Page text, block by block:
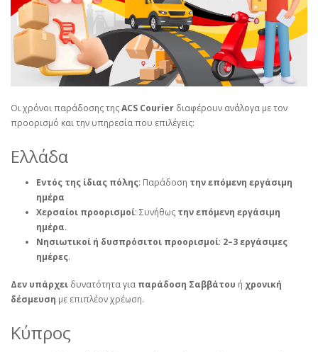
Οι χρόνοι παράδοσης τηςACS Courier διαφέρουν ανάλογα με τον
προορισμό και την υπηρεσία που επιλέγεις:
Ελλάδα
Εντός της ίδιας πόλης: Παράδοση την επόμενη εργάσιμη
ημέρα
Χερσαίοι προορισμοί: Συνήθως την επόμενη εργάσιμη
ημέρα.
Νησιωτικοί ή δυσπρόσιτοι προορισμοί: 2–3 εργάσιμες
ημέρες.
Δεν υπάρχει δυνατότητα για παράδοση Σαββάτου ή χρονική
δέσμευση με επιπλέον χρέωση.
Κύπρος